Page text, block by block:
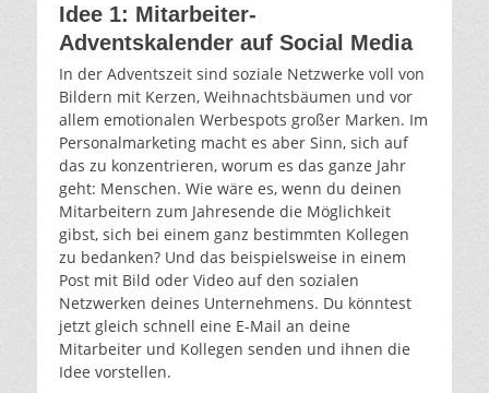
Idee 1: Mitarbeiter-
Adventskalender auf Social Media
In der Adventszeit sind soziale Netzwerke voll von
Bildern mit Kerzen, Weihnachtsbäumen und vor
allem emotionalen Werbespots großer Marken. Im
Personalmarketing macht es aber Sinn, sich auf
das zu konzentrieren, worum es das ganze Jahr
geht: Menschen. Wie wäre es, wenn du deinen
Mitarbeitern zum Jahresende die Möglichkeit
gibst, sich bei einem ganz bestimmten Kollegen
zu bedanken? Und das beispielsweise in einem
Post mit Bild oder Video auf den sozialen
Netzwerken deines Unternehmens. Du könntest
jetzt gleich schnell eine E-Mail an deine
Mitarbeiter und Kollegen senden und ihnen die
Idee vorstellen.